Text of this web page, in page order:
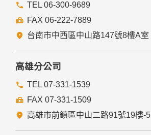
TEL 06-300-9689
FAX 06-222-7889
台南市中西區中山路147號8樓A室
高雄分公司
TEL 07-331-1539
FAX 07-331-1509
高雄市前鎮區中山二路91號19樓-5